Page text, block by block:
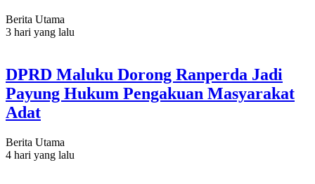
Berita Utama
3 hari yang lalu
DPRD Maluku Dorong Ranperda Jadi
Payung Hukum Pengakuan Masyarakat
Adat
Berita Utama
4 hari yang lalu